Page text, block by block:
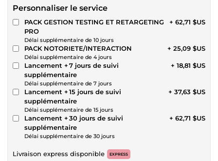
Personnaliser le service
PACK GESTION TESTING ET RETARGETING
PRO
Délai supplémentaire de 10 jours
+ 62,71 $US
PACK NOTORIETE/INTERACTION
Délai supplémentaire de 4 jours
+ 25,09 $US
Lancement + 7 jours de suivi
supplémentaire
Délai supplémentaire de 7 jours
+ 18,81 $US
Lancement + 15 jours de suivi
supplémentaire
Délai supplémentaire de 15 jours
+ 37,63 $US
Lancement + 30 jours de suivi
supplémentaire
Délai supplémentaire de 30 jours
+ 62,71 $US
Livraison express disponible EXPRESS